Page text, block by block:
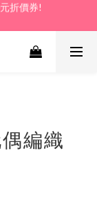
100元!
編織